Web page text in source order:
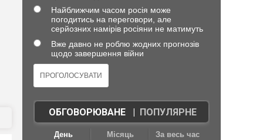
Найближчим часом росія може
погодитись на переговори, але
серйозних намірів росіяни не матимуть
Вже давно не роблю жодних прогнозів
щодо завершення війни
ОБГОВОРЮВАНЕ| ПОПУЛЯРНЕ
День Місяць За весь час